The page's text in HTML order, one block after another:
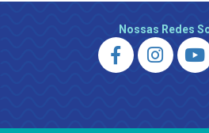
Nossas Redes